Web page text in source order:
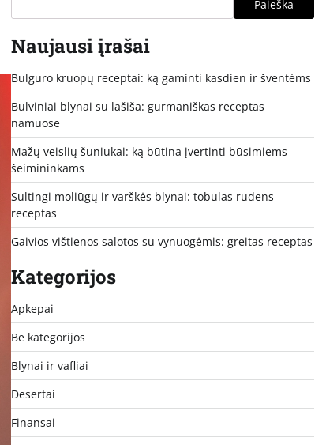
Paieška
Naujausi įrašai
Bulguro kruopų receptai: ką gaminti kasdien ir šventėms
Bulviniai blynai su lašiša: gurmaniškas receptas
namuose
Mažų veislių šuniukai: ką būtina įvertinti būsimiems
šeimininkams
Sultingi moliūgų ir varškės blynai: tobulas rudens
receptas
Gaivios vištienos salotos su vynuogėmis: greitas receptas
Kategorijos
Apkepai
Be kategorijos
Blynai ir vafliai
Desertai
Finansai